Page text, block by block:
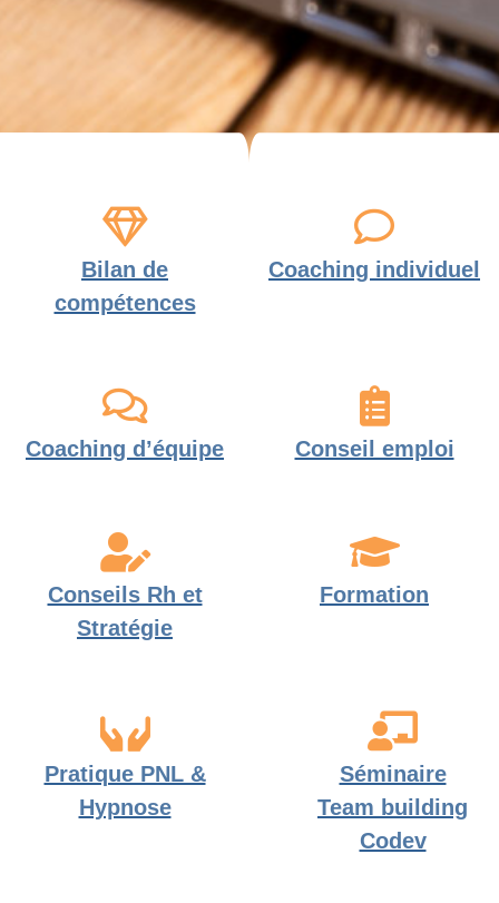
Bilan de
compétences
Coaching individuel
Coaching d’équipe Conseil emploi
Conseils Rh et
Stratégie
Formation
Pratique PNL &
Hypnose
Séminaire
Team building
Codev